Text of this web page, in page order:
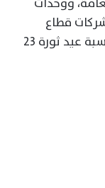
قطاع
الأعمال العام والقطاع الخاص، وذلك بمناسبة عيد ثورة 23